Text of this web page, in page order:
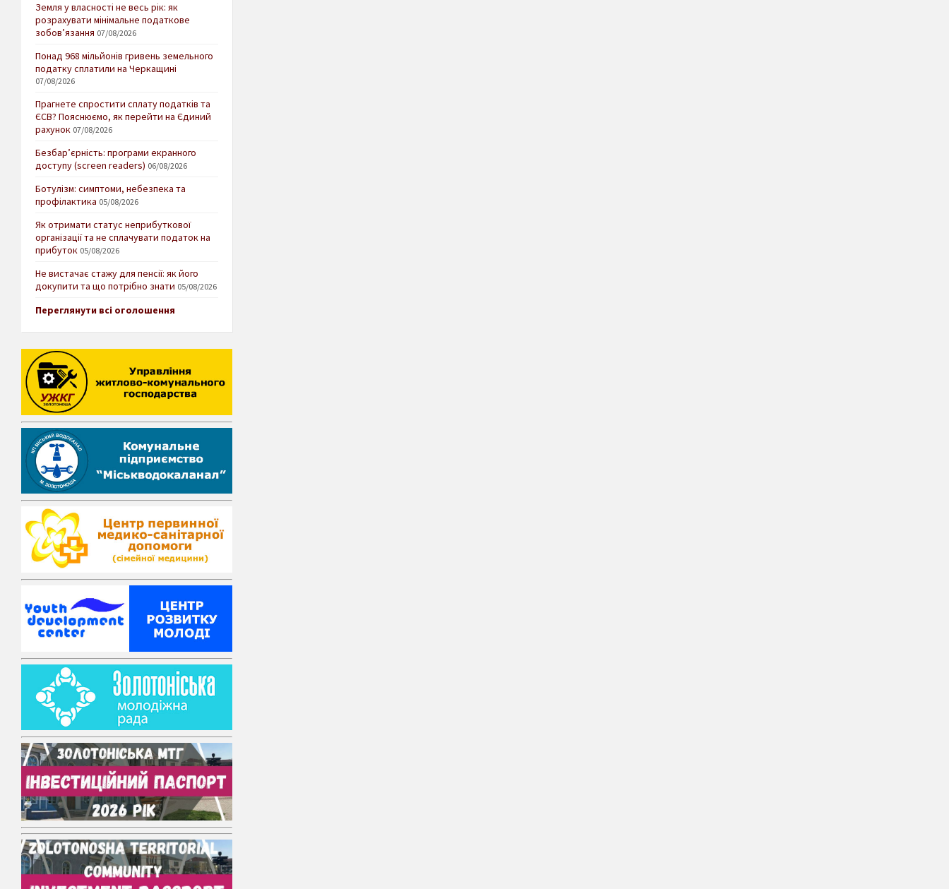
Земля у власності не весь рік: як
розрахувати мінімальне податкове
зобов’язання 07/08/2026
Понад 968 мільйонів гривень земельного
податку сплатили на Черкащині
07/08/2026
Прагнете спростити сплату податків та
ЄСВ? Пояснюємо, як перейти на Єдиний
рахунок 07/08/2026
Безбар’єрність: програми екранного
доступу (screen readers) 06/08/2026
Ботулізм: симптоми, небезпека та
профілактика 05/08/2026
Як отримати статус неприбуткової
організації та не сплачувати податок на
прибуток 05/08/2026
Не вистачає стажу для пенсії: як його
докупити та що потрібно знати 05/08/2026
Переглянути всі оголошення